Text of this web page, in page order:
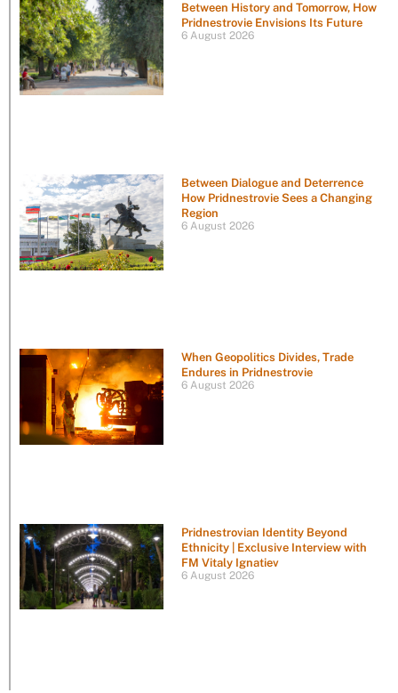
Between History and Tomorrow, How
Pridnestrovie Envisions Its Future
6 August 2026
Between Dialogue and Deterrence
How Pridnestrovie Sees a Changing
Region
6 August 2026
When Geopolitics Divides, Trade
Endures in Pridnestrovie
6 August 2026
Pridnestrovian Identity Beyond
Ethnicity | Exclusive Interview with
FM Vitaly Ignatiev
6 August 2026